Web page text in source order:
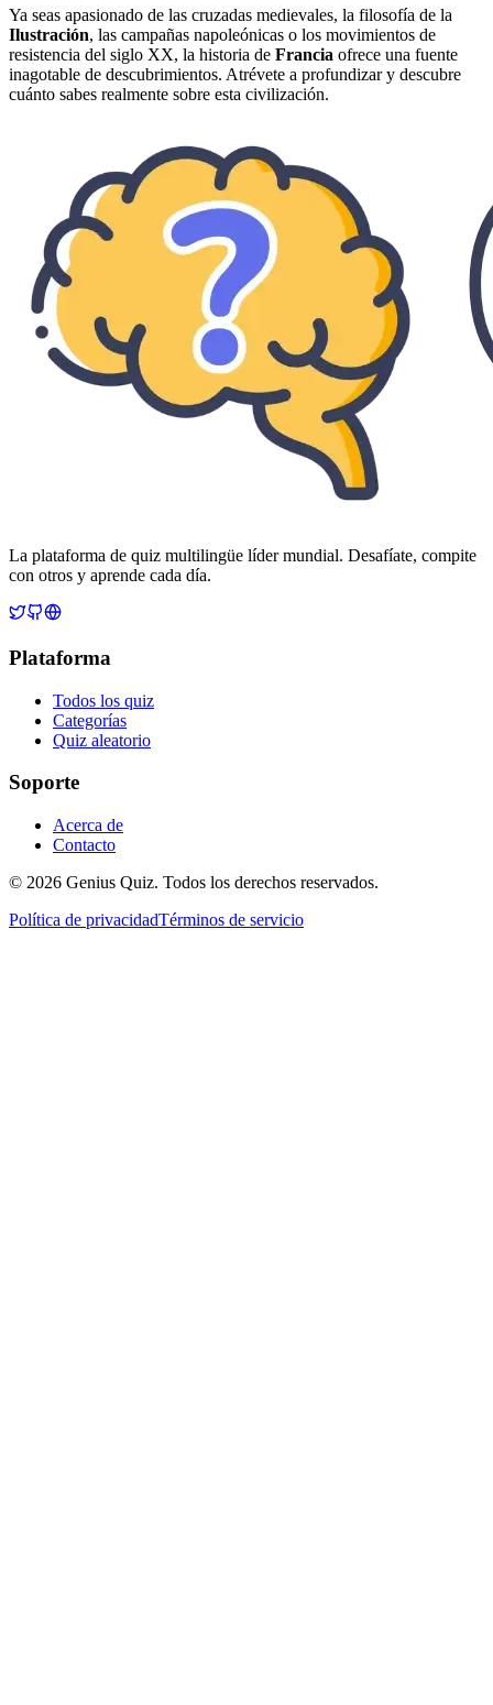
Ya seas apasionado de las cruzadas medievales, la filosofía de la
Ilustración, las campañas napoleónicas o los movimientos de
resistencia del siglo XX, la historia de Francia ofrece una fuente
inagotable de descubrimientos. Atrévete a profundizar y descubre
cuánto sabes realmente sobre esta civilización.
La plataforma de quiz multilingüe líder mundial. Desafíate, compite
con otros y aprende cada día.
Plataforma
Todos los quiz
Categorías
Quiz aleatorio
Soporte
Acerca de
Contacto
© 2026 Genius Quiz. Todos los derechos reservados.
Política de privacidadTérminos de servicio